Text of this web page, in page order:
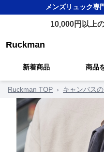
メンズリュック専
10,000円以上
Ruckman
新着商品 商品
Ruckman TOP › キャンバス